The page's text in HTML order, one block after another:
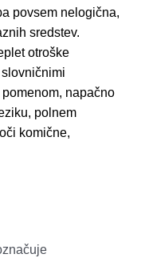
povsem nelogična,
sredstev.
otroške
napačno
polnem
komične,